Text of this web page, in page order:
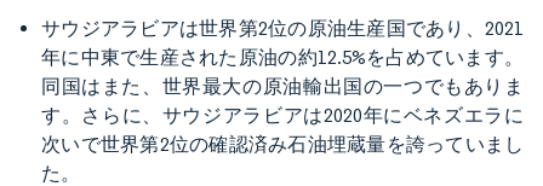
サウジアラビアは世界第2位の原油生産国であり、2021
年に中東で生産された原油の約12.5%を占めています。
同国はまた、世界最大の原油輸出国の一つでもありま
す。さらに、サウジアラビアは2020年にベネズエラに
次いで世界第2位の確認済み石油埋蔵量を誇っていまし
た。